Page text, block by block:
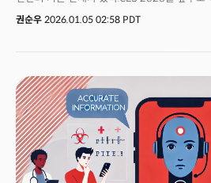
공개한 테크 트렌드 2026’은 단순한 유망 기술
서비스가 아니라, 산업 전체를 관통하는 구조
권순우 2026.01.05 02:58 PDT